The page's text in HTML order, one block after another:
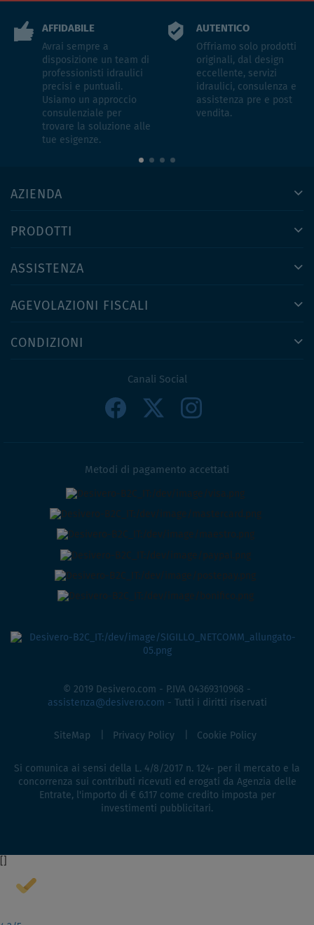
AFFIDABILE
Avrai sempre a
disposizione un team di
professionisti idraulici
precisi e puntuali.
Usiamo un approccio
consulenziale per
trovare la soluzione alle
tue esigenze.
AUTENTICO
Offriamo solo prodotti
originali, dal design
eccellente, servizi
idraulici, consulenza e
assistenza pre e post
vendita.
AZIENDA
PRODOTTI
ASSISTENZA
AGEVOLAZIONI FISCALI
CONDIZIONI
Canali Social
Metodi di pagamento accettati
© 2019 Desivero.com - P.IVA 04369310968 -
assistenza@desivero.com - Tutti i diritti riservati
SiteMap Privacy Policy Cookie Policy
Si comunica ai sensi della L. 4/8/2017 n. 124- per il mercato e la
concorrenza sui contributi ricevuti ed erogati da Agenzia delle
Entrate, l'importo di € 6.117 come credito imposta per
investimenti pubblicitari.